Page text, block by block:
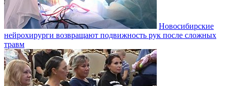
Новосибирские
нейрохирурги возвращают подвижность рук после сложных
травм